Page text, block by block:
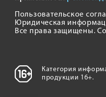
Пользовательское
Юридическая
Все права защищены.
Категория
продукции 16+.